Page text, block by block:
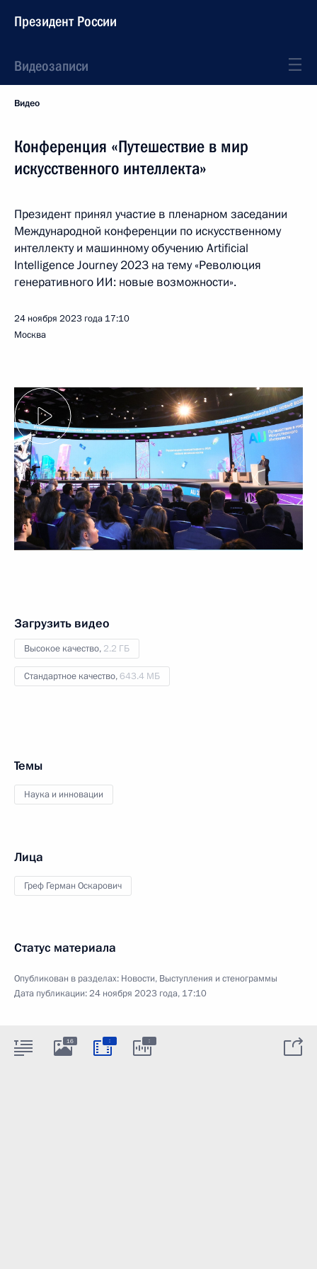
Президент России
Видеозаписи
Видео
Конференция «Путешествие в мир
искусственного интеллекта»
Президент принял участие в пленарном заседании
Международной конференции по искусственному
интеллекту и машинному обучению Artificial
Intelligence Journey 2023 на тему «Революция
генеративного ИИ: новые возможности».
24 ноября 2023 года 17:10
Москва
Загрузить видео
Высокое качество, 2.2 ГБ
Стандартное качество,643.4 МБ
Темы
Наука и инновации
Лица
Греф Герман Оскарович
Статус материала
Опубликован в разделах: Новости, Выступления и стенограммы
Дата публикации:24 ноября 2023 года, 17:10
16 : :